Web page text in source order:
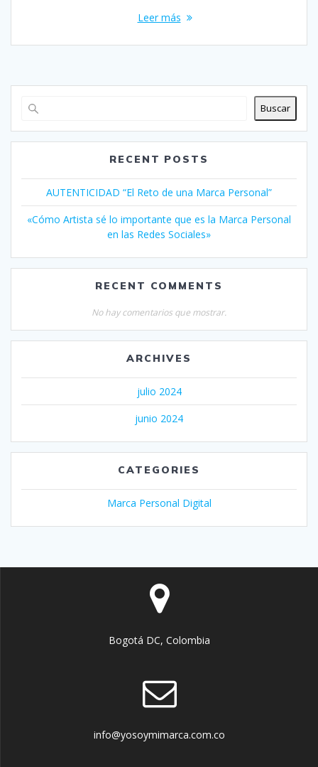
Leer más
Buscar
RECENT POSTS
AUTENTICIDAD “El Reto de una Marca Personal”
«Cómo Artista sé lo importante que es la Marca Personal
en las Redes Sociales»
RECENT COMMENTS
No hay comentarios que mostrar.
ARCHIVES
julio 2024
junio 2024
CATEGORIES
Marca Personal Digital
Bogotá DC, Colombia
info@yosoymimarca.com.co